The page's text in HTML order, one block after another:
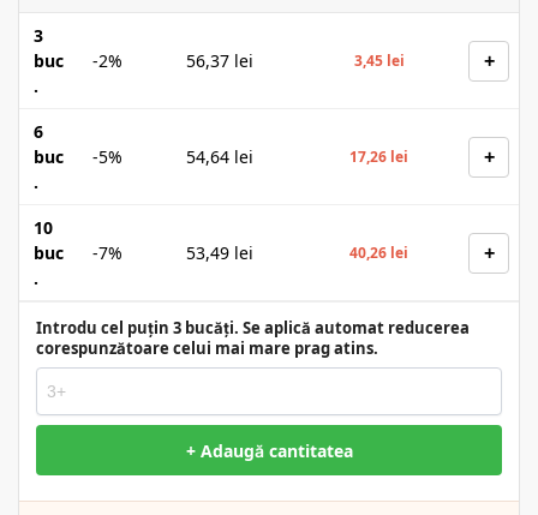
3
buc
.
-2% 56,37 lei 3,45 lei +
6
buc
.
-5% 54,64 lei 17,26 lei +
10
buc
.
-7% 53,49 lei 40,26 lei +
Introdu cel puțin 3 bucăți. Se aplică automat reducerea
corespunzătoare celui mai mare prag atins.
+ Adaugă cantitatea